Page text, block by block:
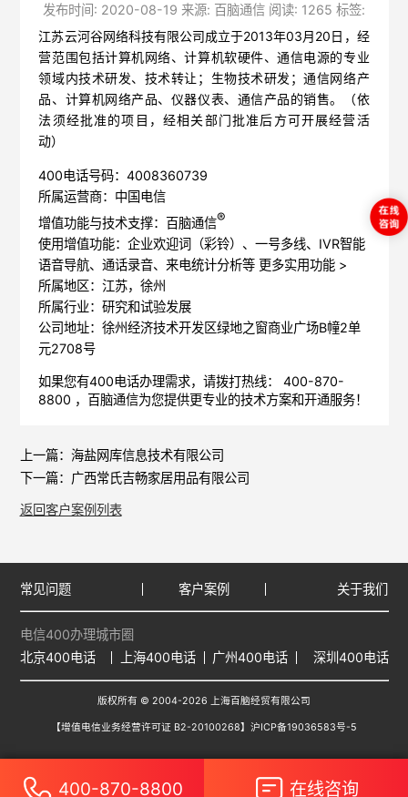
发布时间: 2020-08-19 来源: 百脑通信 阅读: 1265 标签:
江苏云河谷网络科技有限公司成立于2013年03月20日，经
营范围包括计算机网络、计算机软硬件、通信电源的专业
领域内技术研发、技术转让；生物技术研发；通信网络产
品、计算机网络产品、仪器仪表、通信产品的销售。（依
法须经批准的项目，经相关部门批准后方可开展经营活
动）
400电话号码：4008360739
所属运营商：中国电信
增值功能与技术支撑：百脑通信®
使用增值功能：企业欢迎词（彩铃）、一号多线、IVR智能
语音导航、通话录音、来电统计分析等 更多实用功能 >
所属地区：江苏，徐州
所属行业：研究和试验发展
公司地址：徐州经济技术开发区绿地之窗商业广场B幢2单
元2708号
如果您有400电话办理需求，请拨打热线： 400-870-
8800 ， 百脑通信为您提供更专业的技术方案和开通服务！
上一篇： 海盐网库信息技术有限公司
下一篇： 广西常氏吉畅家居用品有限公司
返回客户案例列表
常见问题 客户案例 关于我们
电信400办理城市圈
北京400电话
上海400电话 广州400电话 深圳400电话
版权所有 © 2004-2026 上海百脑经贸有限公司
【增值电信业务经营许可证 B2-20100268】 沪ICP备19036583号-5
400-870-8800 在线咨询